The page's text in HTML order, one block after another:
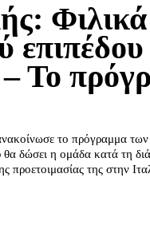
Φιλικά
– Το
το πρόγραμμα των
δώσει η ομάδα κατά τη
προετοιμασίας της στην